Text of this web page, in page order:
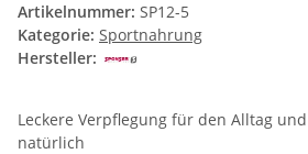
Artikelnummer: SP12-5
Kategorie: Sportnahrung
Hersteller:
Leckere Verpflegung für den Alltag
natürlich